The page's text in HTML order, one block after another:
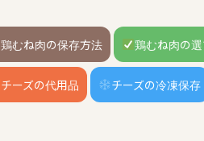
鶏むね肉の保存方法 鶏むね肉の
チーズの代用品 チーズの冷凍保存